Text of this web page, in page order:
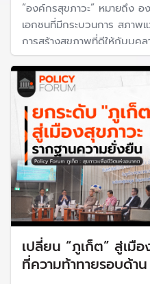
“องค์กรสุขภาวะ” หมายถึง อ
เอกชนที่มีกระบวนการ สภา
การสร้างสุขภาพที่ดีให้กับบุคล
ร่างกาย จิตใจ สังคม ปัญญา
เงิน
เปลี่ยน “ภูเก็ต” สู่เมื
ที่ความท้าทายรอบด้าน